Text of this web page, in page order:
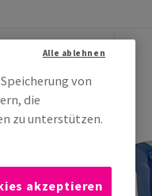
von
die
zu unterstützen.
Alle ablehnen
akzeptieren